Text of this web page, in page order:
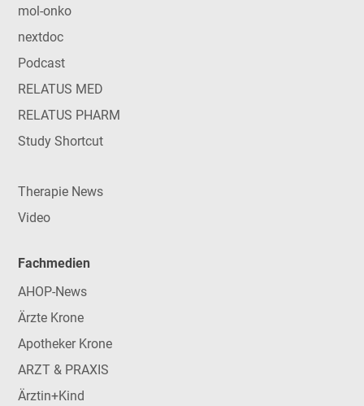
mol-onko
nextdoc
Podcast
RELATUS MED
RELATUS PHARM
Study Shortcut
Therapie News
Video
Fachmedien
AHOP-News
Ärzte Krone
Apotheker Krone
ARZT & PRAXIS
Ärztin+Kind